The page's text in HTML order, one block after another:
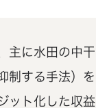
主に水田の中干
制する手法）を
ット化した収益